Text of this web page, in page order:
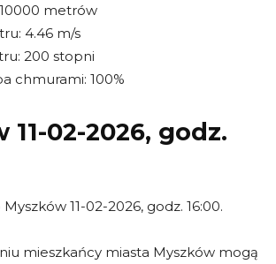
metrów
4.46 m/s
200 stopni
chmurami: 100%
11-02-2026, godz.
11-02-2026, godz. 16:00.
mieszkańcy miasta Myszków mogą